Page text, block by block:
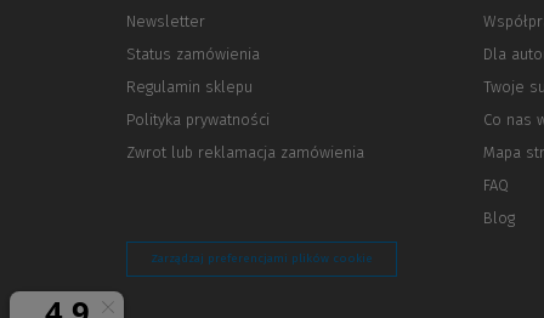
Newsletter
Status zamówienia
Regulamin sklepu
Polityka prywatności
innej
Zwrot lub reklamacja zamówienia
Dla
Twoje
Co nas
Mapa
FAQ
Blog
Zarządzaj preferencjami plików cookie